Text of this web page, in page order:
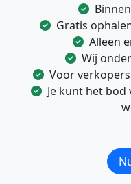
Gratis
Alleen
Wij
Voor
Je kunt het